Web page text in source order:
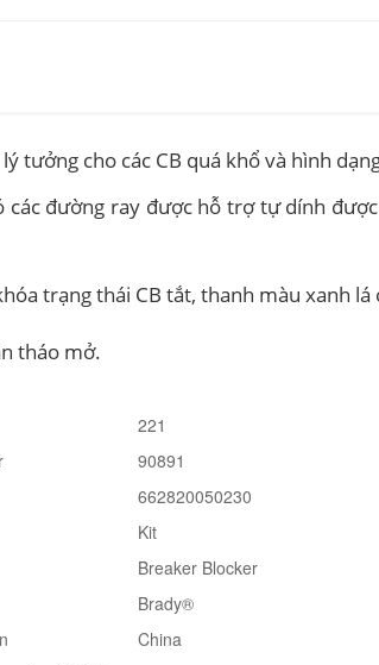
tưởng cho các CB quá khổ và hình
các đường ray được hỗ trợ tự dính
trạng thái CB tắt, thanh màu xanh
tháo mở.
221
90891
662820050230
Kit
Breaker Blocker
Brady®
China